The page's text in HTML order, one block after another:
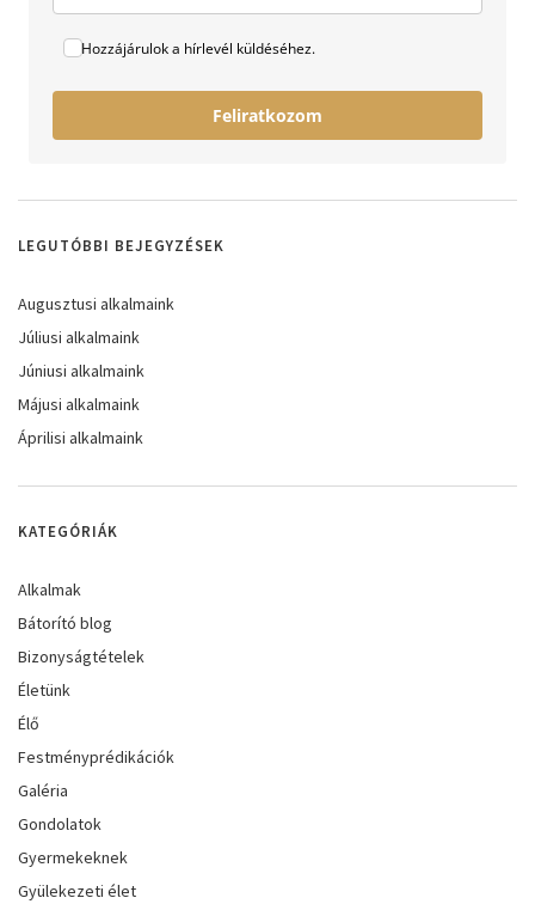
Hozzájárulok a hírlevél küldéséhez.
Feliratkozom
LEGUTÓBBI BEJEGYZÉSEK
Augusztusi alkalmaink
Júliusi alkalmaink
Júniusi alkalmaink
Májusi alkalmaink
Áprilisi alkalmaink
KATEGÓRIÁK
Alkalmak
Bátorító blog
Bizonyságtételek
Életünk
Élő
Festményprédikációk
Galéria
Gondolatok
Gyermekeknek
Gyülekezeti élet